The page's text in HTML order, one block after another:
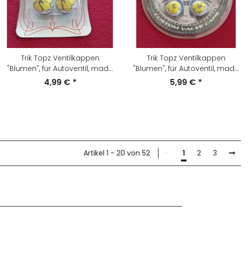
Trik Topz Ventilkappen
"Blumen", für Autoventil, made
in USA, 2er Set, gelb/weiss, NEU
4,99 € *
Trik Topz Ventilkappen
"Blumen", für Autoventil, made
in USA, 4er Set, gelb/weiss, NEU
5,99 € *
Artikel 1 - 20 von 52 1 2 3